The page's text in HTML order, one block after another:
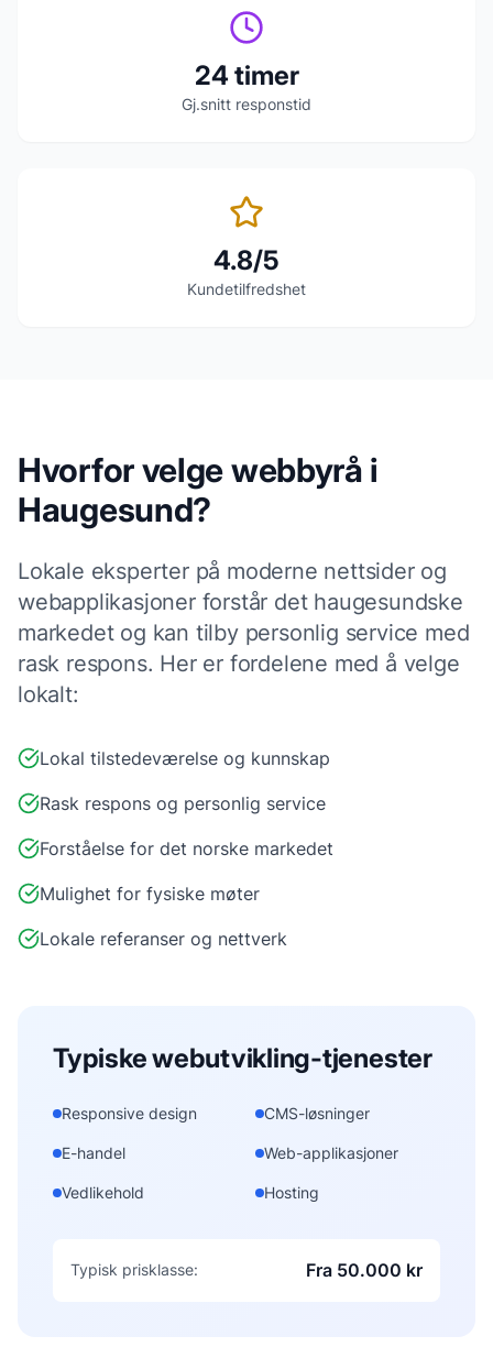
24 timer
Gj.snitt responstid
4.8/5
Kundetilfredshet
Hvorfor velgewebbyrå i
Haugesund?
Lokale eksperter på moderne nettsider og
webapplikasjonerforstår det haugesundske
markedet og kan tilby personlig service med
rask respons. Her er fordelene med å velge
lokalt:
Lokal tilstedeværelse og kunnskap
Rask respons og personlig service
Forståelse for det norske markedet
Mulighet for fysiske møter
Lokale referanser og nettverk
Typiskewebutvikling-tjenester
Responsive design CMS-løsninger
E-handel Web-applikasjoner
Vedlikehold Hosting
Typisk prisklasse: Fra 50.000 kr